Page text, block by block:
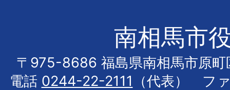
南相馬市
〒975-8686 福島県南相馬市原町
電話 0244-22-2111
（代表） フ